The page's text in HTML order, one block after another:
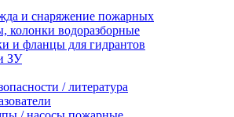
и снаряжение пожарных
колонки водоразборные
и фланцы для гидрантов
ЗУ
/ литература